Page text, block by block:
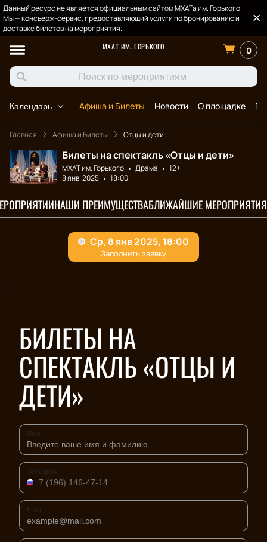
Данный ресурс не является официальным сайтом МХАТа им. Горького
Мы — консьерж-сервис, предоставляющий услуги по бронированию и
доставке билетов на мероприятия.
МХАТ ИМ. ГОРЬКОГО
0
Календарь Афиша и Билеты Новости О площадке
Главная Афиша и Билеты Отцы и дети
Билеты на спектакль «Отцы и дети»
МХАТ им. Горького Драма
12+
8 янв. 2025
18:00
НАШИ ПРЕИМУЩЕСТВАБЛИЖАЙШИЕ МЕРОПРИЯТИЯ
БИЛЕТЫ НА
СПЕКТАКЛЬ «ОТЦЫ И
ДЕТИ»
Имя
Телефон
Email